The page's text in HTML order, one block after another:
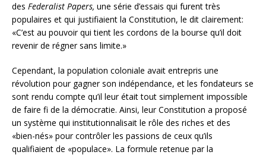
des Federalist Papers, une série d’essais qui furent très
populaires et qui justifiaient la Constitution, le dit clairement:
«C’est au pouvoir qui tient les cordons de la bourse qu’il doit
revenir de régner sans limite.»
Cependant, la population coloniale avait entrepris une
révolution pour gagner son indépendance, et les fondateurs se
sont rendu compte qu’il leur était tout simplement impossible
de faire fi de la démocratie. Ainsi, leur Constitution a proposé
un système qui institutionnalisait le rôle des riches et des
«bien-nés» pour contrôler les passions de ceux qu’ils
qualifiaient de «populace». La formule retenue par la